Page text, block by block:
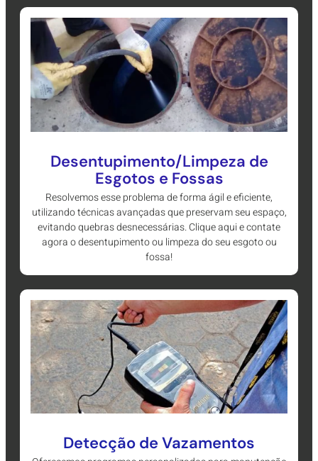
Desentupimento/Limpeza de
Esgotos e Fossas
Resolvemos esse problema de forma ágil e eficiente,
utilizando técnicas avançadas que preservam seu espaço,
evitando quebras desnecessárias. Clique aqui e contate
agora o desentupimento ou limpeza do seu esgoto ou
fossa!
Detecção de Vazamentos